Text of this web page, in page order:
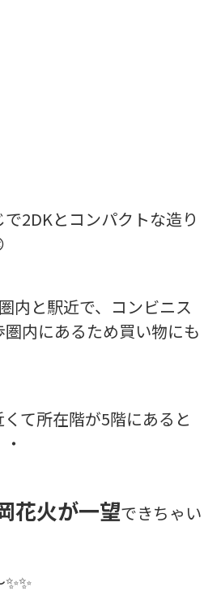
2DKとコンパクトな造り
内と駅近で、コンビニス
内にあるため買い物にも
て所在階が5階にあると
花火が一望できちゃい